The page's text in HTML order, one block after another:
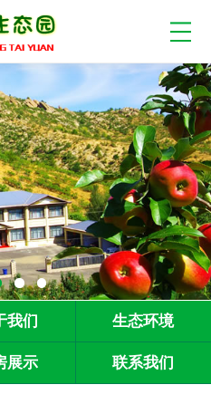
我们 生态环境
展示 联系我们